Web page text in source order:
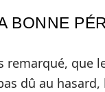
BONNE
remarqué, que
dû au